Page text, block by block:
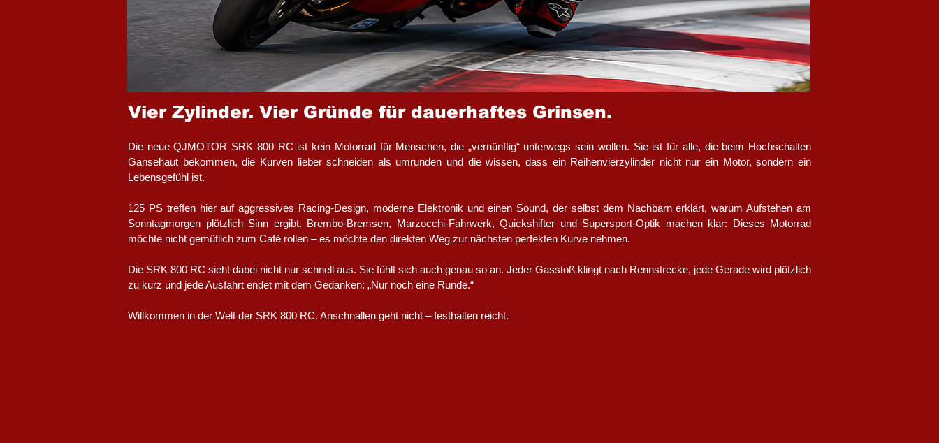
Vier Zylinder. Vier Gründe für dauerhaftes Grinsen.
Die neue QJMOTOR SRK 800 RC ist kein Motorrad für Menschen, die „vernünftig“ unterwegs sein wollen. Sie ist für alle, die beim Hochschalten
Gänsehaut bekommen, die Kurven lieber schneiden als umrunden und die wissen, dass ein Reihenvierzylinder nicht nur ein Motor, sondern ein
Lebensgefühl ist.
125 PS treffen hier auf aggressives Racing-Design, moderne Elektronik und einen Sound, der selbst dem Nachbarn erklärt, warum Aufstehen am
Sonntagmorgen plötzlich Sinn ergibt. Brembo-Bremsen, Marzocchi-Fahrwerk, Quickshifter und Supersport-Optik machen klar: Dieses Motorrad
möchte nicht gemütlich zum Café rollen – es möchte den direkten Weg zur nächsten perfekten Kurve nehmen.
Die SRK 800 RC sieht dabei nicht nur schnell aus. Sie fühlt sich auch genau so an. Jeder Gasstoß klingt nach Rennstrecke, jede Gerade wird plötzlich
zu kurz und jede Ausfahrt endet mit dem Gedanken: „Nur noch eine Runde.“
Willkommen in der Welt der SRK 800 RC. Anschnallen geht nicht – festhalten reicht.